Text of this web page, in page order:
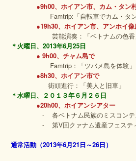
●9h00、ホイアン市、カム・タン
Famtrip:「自転車でカム・タン村
●19h30、ホイアン市、アンホイ
芸能演奏：「ベトナムの色香
＊火曜日、2013年6月25日
● 9h00、チャム島で
Famtrip：「ツバメ島を体験」
●8h30、ホイアン市で
街頭進行：「美人と旧車」
＊水曜日、２０１３年６月２６日
●20h00、ホイアンシアター
- 各ベトナム民族のミスコンテ
- 第V回クァナム遺産フェスティ
通常活動（2013年6月21 日～26日）